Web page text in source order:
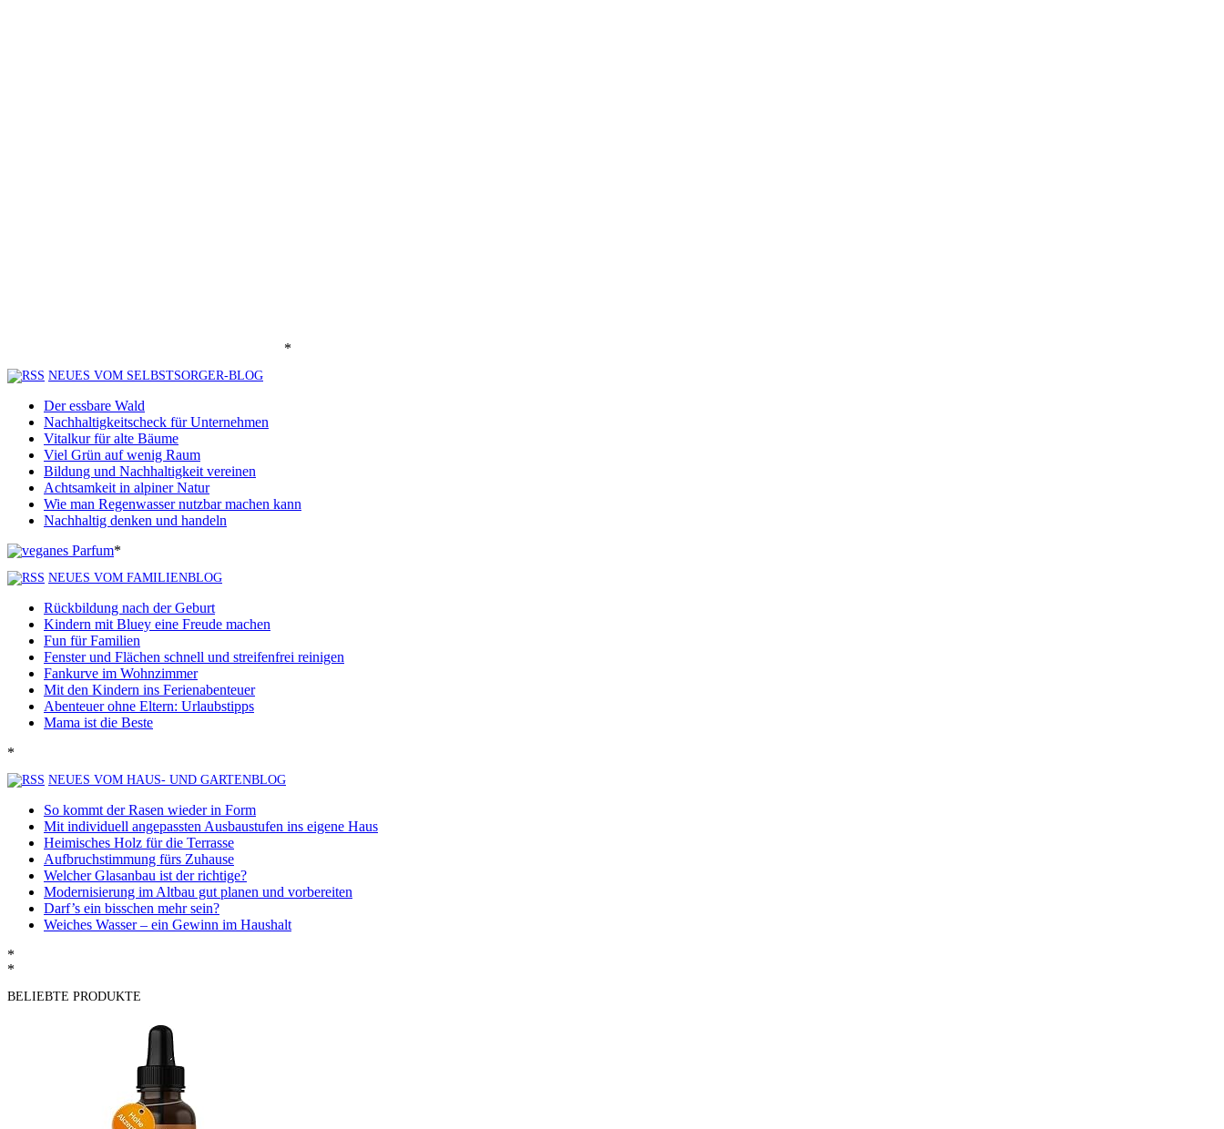
*
NEUES VOM SELBSTSORGER-BLOG
Der essbare Wald
Nachhaltigkeitscheck für Unternehmen
Vitalkur für alte Bäume
Viel Grün auf wenig Raum
Bildung und Nachhaltigkeit vereinen
Achtsamkeit in alpiner Natur
Wie man Regenwasser nutzbar machen kann
Nachhaltig denken und handeln
*
NEUES VOM FAMILIENBLOG
Rückbildung nach der Geburt
Kindern mit Bluey eine Freude machen
Fun für Familien
Fenster und Flächen schnell und streifenfrei reinigen
Fankurve im Wohnzimmer
Mit den Kindern ins Ferienabenteuer
Abenteuer ohne Eltern: Urlaubstipps
Mama ist die Beste
*
NEUES VOM HAUS- UND GARTENBLOG
So kommt der Rasen wieder in Form
Mit individuell angepassten Ausbaustufen ins eigene Haus
Heimisches Holz für die Terrasse
Aufbruchstimmung fürs Zuhause
Welcher Glasanbau ist der richtige?
Modernisierung im Altbau gut planen und vorbereiten
Darf’s ein bisschen mehr sein?
Weiches Wasser – ein Gewinn im Haushalt
*
*
BELIEBTE PRODUKTE